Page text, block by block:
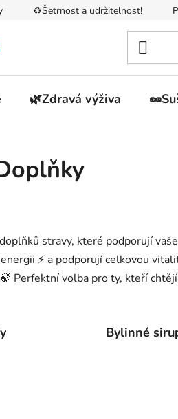
♻️Šetrnost a udržitelnost!
🌿Zdravá výživa
stravy, které podporují
⚡ a podporují celkovou
Perfektní volba pro ty, kteří
Bylinné